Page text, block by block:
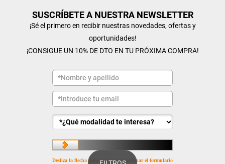
SUSCRÍBETE A NUESTRA NEWSLETTER
¡Sé el primero en recibir nuestras novedades, ofertas y
oportunidades!
¡CONSIGUE UN 10% DE DTO EN TU PRÓXIMA COMPRA!
Desliza la flecha para terminar de rellenar el formulario